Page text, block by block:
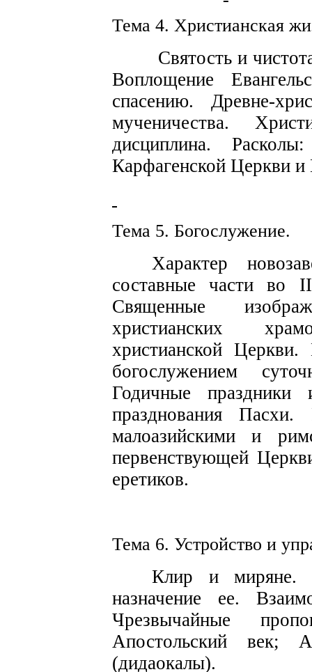
Тема 4. Христианская
Святость и
Вопло­щение
спасению.Древне-
мученичества.
дисциплина.
Карфагенской Церкви и
Тема 5. Богослужение.
Характер
составные части во
Священные из
христианских
христианской Церкви.
богослу­жением с
Годичные праздники
празднования Пасхи.
малоазийскими и рим
первенствующей
еретиков.
Тема 6. Устройство и упр
Клир и
назначение ее.
Чрезвычайные
Апостольский век;
(дидаокалы).